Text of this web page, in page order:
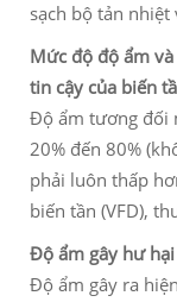
sạch bộ tản nhiệt
Mức độ độ ẩm
tin cậy của biến
Độ ẩm tương đối
20% đến 80%
phải luôn thấp
biến tần (VFD),
Độ ẩm gây hư hại
Độ ẩm gây ra